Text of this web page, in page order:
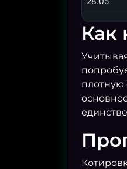
Как
плотную